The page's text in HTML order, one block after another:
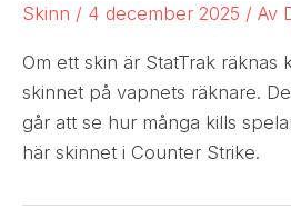
Skinn / 4 december 2025 / Av
Om ett skin är StatTrak räknas
skinnet på vapnets räknare.
går att se hur många kills
här skinnet i Counter Strike.